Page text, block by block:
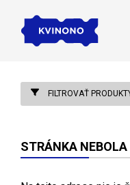
FILTROVAŤ
STRÁNKA